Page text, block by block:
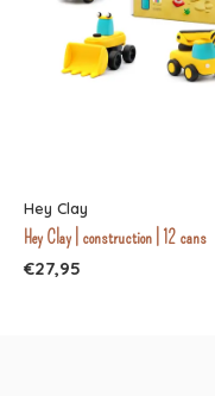
Hey Clay
Hey Clay | construction | 12 cans
€27,95